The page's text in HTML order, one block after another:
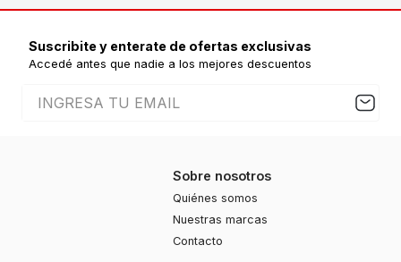
Suscribite y enterate de ofertas exclusivas
Accedé antes que nadie a los mejores descuentos
Sobre nosotros
Quiénes somos
Nuestras marcas
Contacto